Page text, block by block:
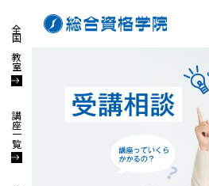
全国の教室
講座一覧